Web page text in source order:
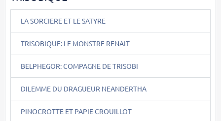
LA SORCIERE ET LE SATYRE
TRISOBIQUE: LE MONSTRE RENAIT
BELPHEGOR: COMPAGNE DE TRISOBI
DILEMME DU DRAGUEUR NEANDERTHA
PINOCROTTE ET PAPIE CROUILLOT